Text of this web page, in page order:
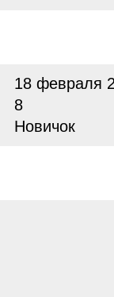
18 февраля
8
Новичок